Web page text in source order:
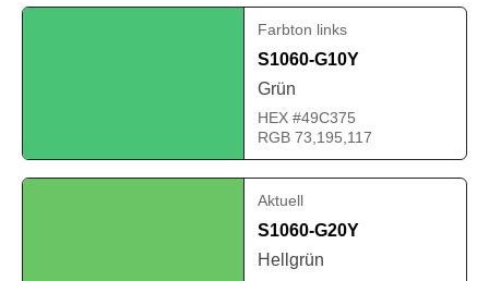
Farbton links
S1060-G10Y
Grün
HEX #49C375
RGB 73,195,117
Aktuell
S1060-G20Y
Hellgrün